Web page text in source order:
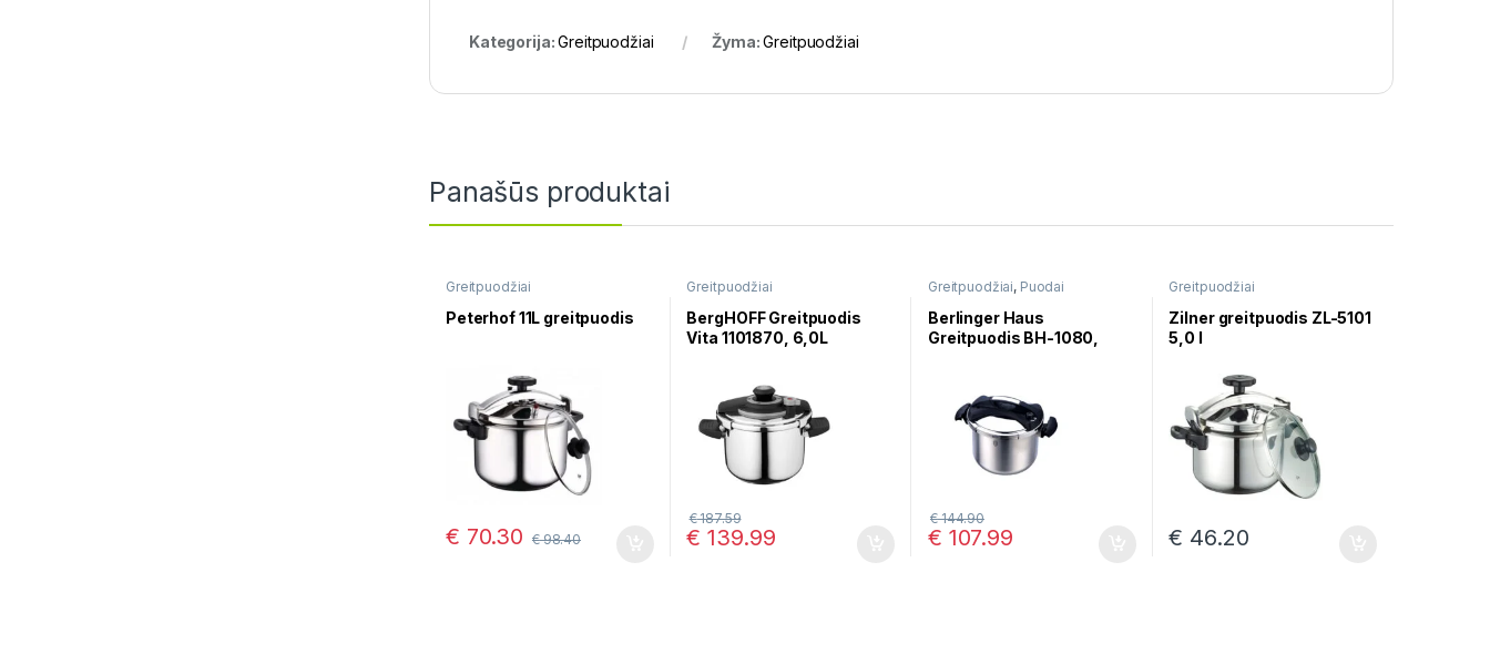
Kategorija:Greitpuodžiai Žyma:Greitpuodžiai
Panašūs produktai
Greitpuodžiai
Peterhof 11L greitpuodis
€ 70.30 €98.40
Greitpuodžiai
BergHOFF Greitpuodis
Vita 1101870, 6,0L
€ 139.99
€187.59
Greitpuodžiai, Puodai
Berlinger Haus
Greitpuodis BH-1080,
€ 107.99
€144.90
Greitpuodžiai
Zilner greitpuodis ZL-5101
5,0 l
€ 46.20